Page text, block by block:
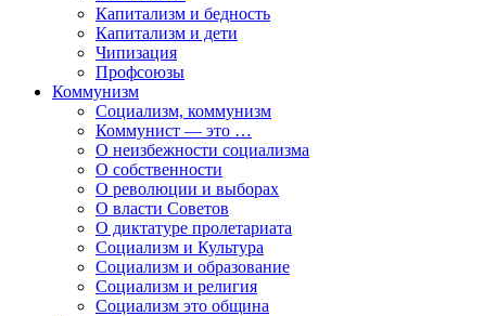
Капитализм и бедность
Капитализм и дети
Чипизация
Профсоюзы
Коммунизм
Социализм, коммунизм
Коммунист — это …
О неизбежности социализма
О собственности
О революции и выборах
О власти Советов
О диктатуре пролетариата
Социализм и Культура
Социализм и образование
Социализм и религия
Социализм это община